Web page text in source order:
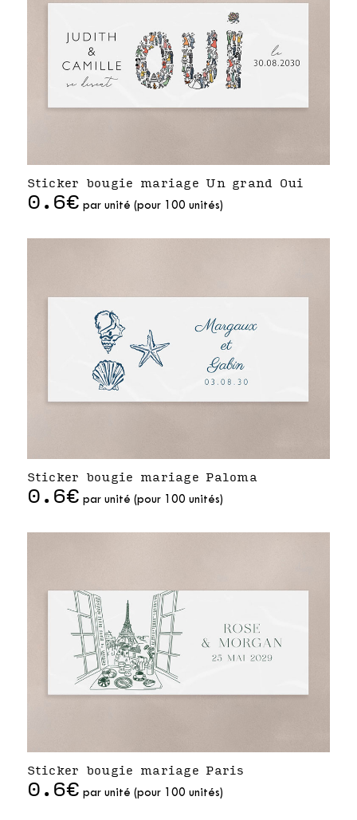
Sticker bougie mariage Un grand Oui
0.6€ par unité (pour 100 unités)
Sticker bougie mariage Paloma
0.6€ par unité (pour 100 unités)
Sticker bougie mariage Paris
0.6€ par unité (pour 100 unités)